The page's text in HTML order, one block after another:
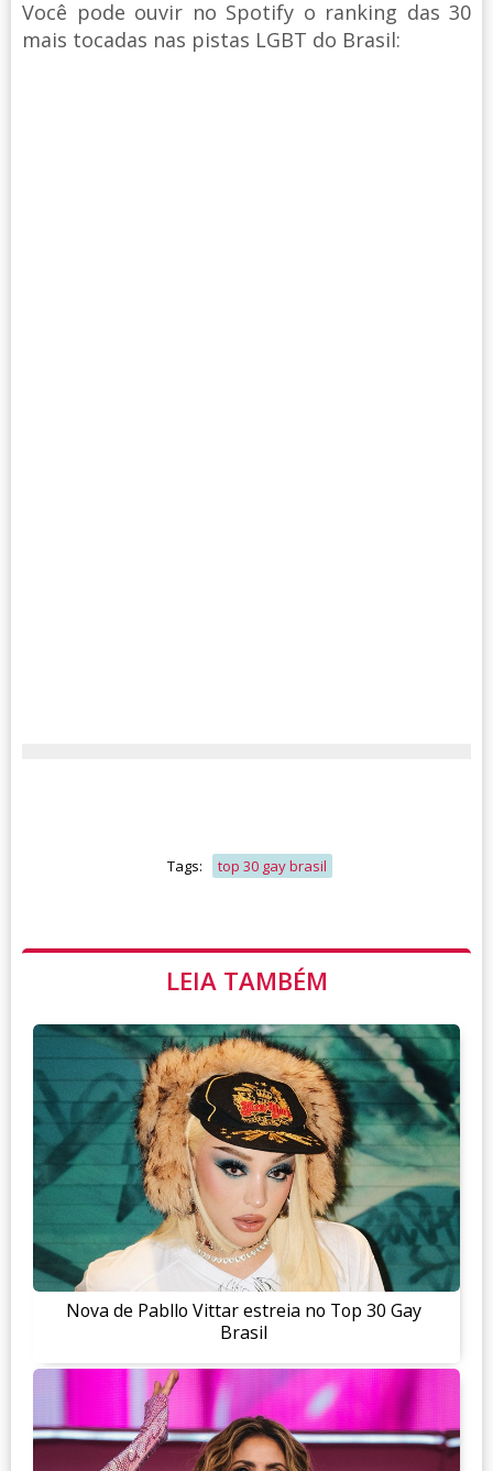
Você pode ouvir no Spotify o ranking das 30
mais tocadas nas pistas LGBT do Brasil:
Tags: top 30 gay brasil
LEIA TAMBÉM
Nova de Pabllo Vittar estreia no Top 30 Gay
Brasil